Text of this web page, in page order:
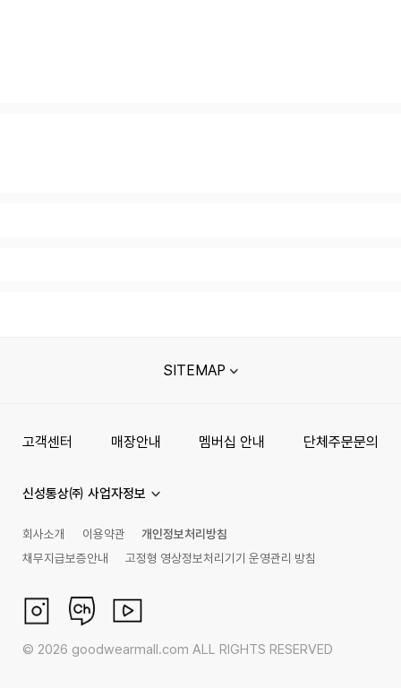
SITEMAP
고객센터 매장안내 멤버십 안내 단체주문문의
신성통상㈜ 사업자정보
회사소개 이용약관
개인정보처리방침
채무지급보증안내
고정형 영상정보처리기기 운영관리 방침
© 2026 goodwearmall.com ALL RIGHTS RESERVED